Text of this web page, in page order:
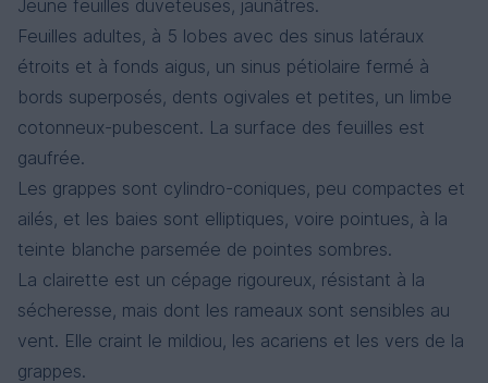
Jeune feuilles duveteuses, jaunâtres.
Feuilles adultes, à 5 lobes avec des sinus latéraux
étroits et à fonds aigus, un sinus pétiolaire fermé à
bords superposés, dents ogivales et petites, un limbe
cotonneux-pubescent. La surface des feuilles est
gaufrée.
Les grappes sont cylindro-coniques, peu compactes et
ailés, et les baies sont elliptiques, voire pointues, à la
teinte blanche parsemée de pointes sombres.
La clairette est un cépage rigoureux, résistant à la
sécheresse, mais dont les rameaux sont sensibles au
vent. Elle craint le mildiou, les acariens et les vers de la
grappes.